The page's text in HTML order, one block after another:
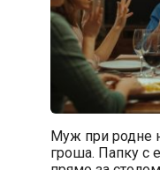
Муж при родне
гроша. Папку с